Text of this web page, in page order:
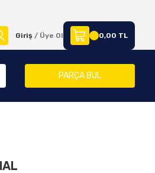
Giriş / Üye Ol 0,00 TL
PARÇA BUL